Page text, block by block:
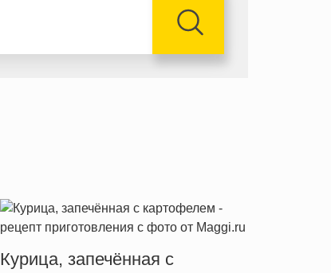
Курица, запечённая с